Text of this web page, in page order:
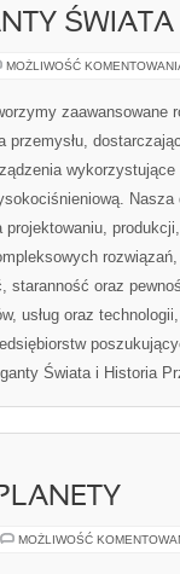
ŚWIATA
MOŻLIWOŚĆ
zaawansowane
przemysłu,
wykorzystujące
Nasza
projektowaniu,
oraz
usług oraz
Świata i Historia
MOŻLIWOŚĆ